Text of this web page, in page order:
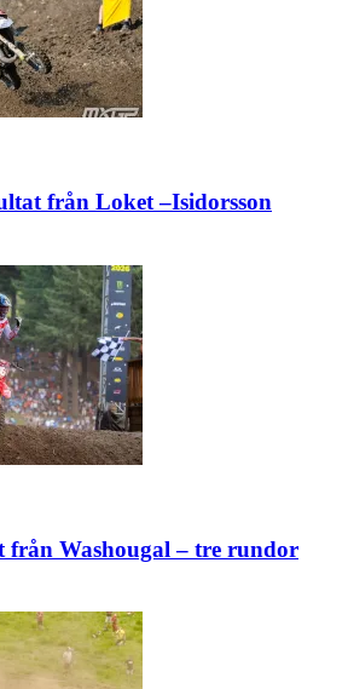
från Loket –Isidorsson
från Washougal – tre rundor